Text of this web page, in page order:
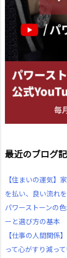
最近のブログ
【住まいの運気】
を払い、良い流れ
パワーストーンの
ーと選び方の基本
【仕事の人間関
って心がすり減っ